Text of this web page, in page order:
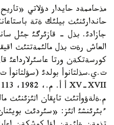
مذحاممةد حايدار دؤلاتي
العاش رةت بذل مالئمةتتئث
كورسةتكةن ورتا عاسئرلارداعئ
ت.ي.سذلتانوأ بولدئ (سؤلتانوأ
م.ةلةؤوأتئث تاپقان اثئزئنئث
ءبئرئنشئ اثئز: «سئردئث